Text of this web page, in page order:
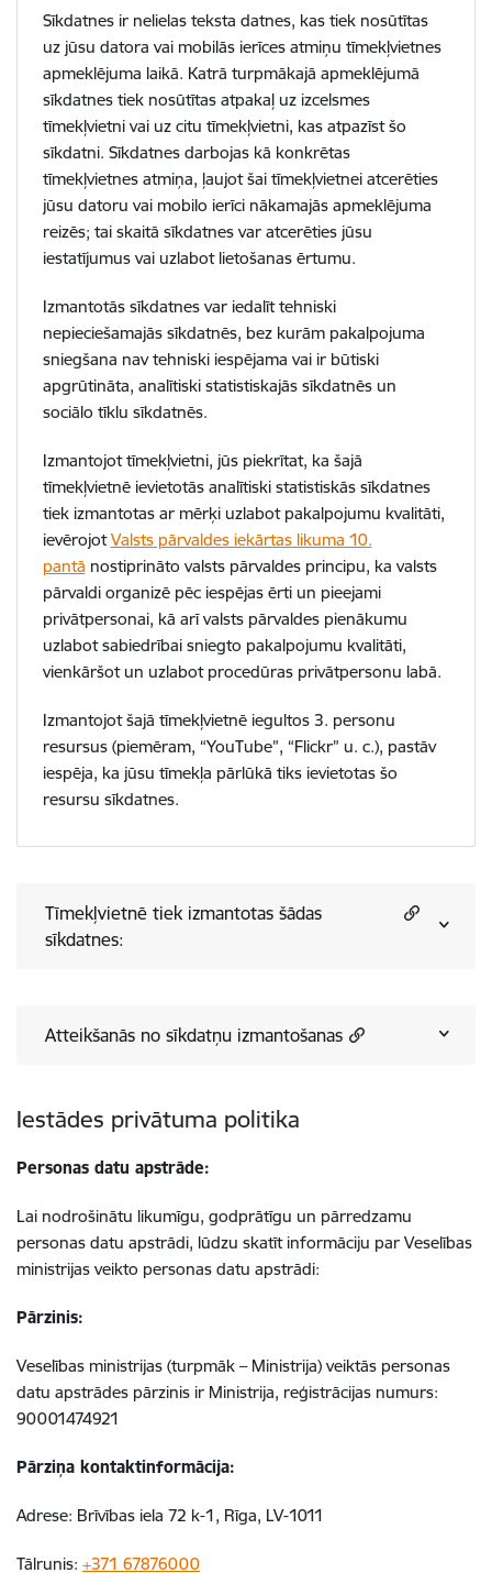
Sīkdatnes ir nelielas teksta datnes, kas tiek nosūtītas
uz jūsu datora vai mobilās ierīces atmiņu tīmekļvietnes
apmeklējuma laikā. Katrā turpmākajā apmeklējumā
sīkdatnes tiek nosūtītas atpakaļ uz izcelsmes
tīmekļvietni vai uz citu tīmekļvietni, kas atpazīst šo
sīkdatni. Sīkdatnes darbojas kā konkrētas
tīmekļvietnes atmiņa, ļaujot šai tīmekļvietnei atcerēties
jūsu datoru vai mobilo ierīci nākamajās apmeklējuma
reizēs; tai skaitā sīkdatnes var atcerēties jūsu
iestatījumus vai uzlabot lietošanas ērtumu.
Izmantotās sīkdatnes var iedalīt tehniski
nepieciešamajās sīkdatnēs, bez kurām pakalpojuma
sniegšana nav tehniski iespējama vai ir būtiski
apgrūtināta, analītiski statistiskajās sīkdatnēs un
sociālo tīklu sīkdatnēs.
Izmantojot tīmekļvietni, jūs piekrītat, ka šajā
tīmekļvietnē ievietotās analītiski statistiskās sīkdatnes
tiek izmantotas ar mērķi uzlabot pakalpojumu kvalitāti,
ievērojotValsts pārvaldes iekārtas likuma 10.
pantā nostiprināto valsts pārvaldes principu, ka valsts
pārvaldi organizē pēc iespējas ērti un pieejami
privātpersonai, kā arī valsts pārvaldes pienākumu
uzlabot sabiedrībai sniegto pakalpojumu kvalitāti,
vienkāršot un uzlabot procedūras privātpersonu labā.
Izmantojot šajā tīmekļvietnē iegultos 3. personu
resursus (piemēram, “YouTube”, “Flickr” u. c.), pastāv
iespēja, ka jūsu tīmekļa pārlūkā tiks ievietotas šo
resursu sīkdatnes.
Tīmekļvietnē tiek izmantotas šādas
sīkdatnes:
Atteikšanās no sīkdatņu izmantošanas
Iestādes privātuma politika
Personas datu apstrāde:
Lai nodrošinātu likumīgu, godprātīgu un pārredzamu
personas datu apstrādi, lūdzu skatīt informāciju par Veselības
ministrijas veikto personas datu apstrādi:
Pārzinis:
Veselības ministrijas (turpmāk – Ministrija) veiktās personas
datu apstrādes pārzinis ir Ministrija, reģistrācijas numurs:
90001474921
Pārziņa kontaktinformācija:
Adrese: Brīvības iela 72 k-1, Rīga, LV-1011
Tālrunis: +371 67876000